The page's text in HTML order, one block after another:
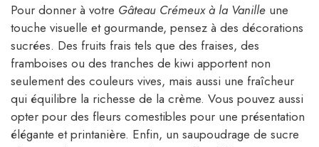
Pour donner à votre Gâteau Crémeux à la Vanille une
touche visuelle et gourmande, pensez à des décorations
sucrées. Des fruits frais tels que des fraises, des
framboises ou des tranches de kiwi apportent non
seulement des couleurs vives, mais aussi une fraîcheur
qui équilibre la richesse de la crème. Vous pouvez aussi
opter pour des fleurs comestibles pour une présentation
élégante et printanière. Enfin, un saupoudrage de sucre